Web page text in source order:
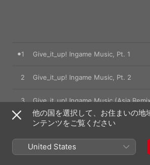
1 Give_it_up! Ingame Music, Pt. 1
2 Give_it_up! Ingame Music, Pt. 2
3 Give_it_up! Ingame Music (Asia
Give_it_up! Menu Music
Give_it_up! Easter Egg
他の国を選択して、お住まいの地
ンテンツをご覧ください
United States